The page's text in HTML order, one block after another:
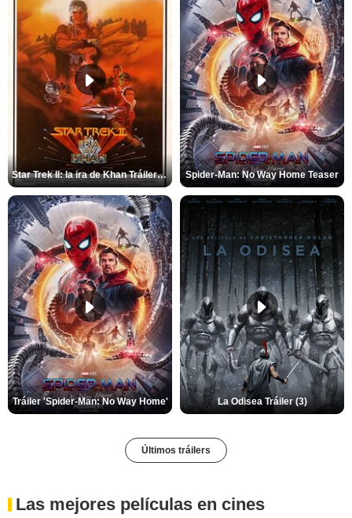
Star Trek II: la ira de Khan Tráiler VO Spider-Man: No Way Home Teaser
Tráiler 'Spider-Man: No Way Home' La Odisea Tráiler (3)
Últimos tráilers
Las mejores películas en cines